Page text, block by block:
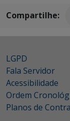
Compartilhe:
LGPD
Fala Servidor
Acessibilidade
Ordem
Planos de